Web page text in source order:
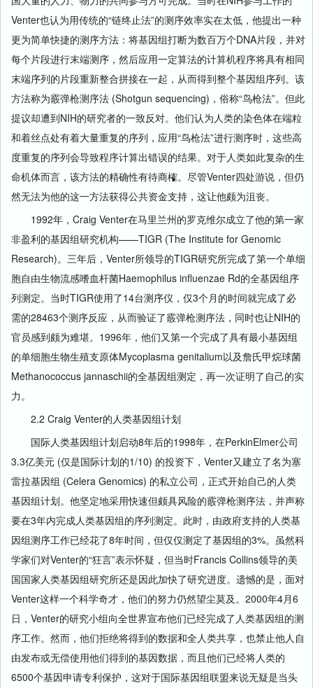
Venter也认为用传统的“链终止法”的测序效率实在太低，他提出一种
更为简单快捷的测序方法：将基因组打断为数百万个DNA片段，并对
每个片段进行末端测序，然后应用一定算法的计算机程序将具有相同
末端序列的片段重新整合拼接在一起，从而得到整个基因组序列。该
方法称为霰弹枪测序法 (Shotgun sequencing)，俗称“鸟枪法”。但此
提议却遭到NIH的研究者的一致反对。他们认为人类的染色体在端粒
和着丝点处有着大量重复的序列，应用“鸟枪法”进行测序时，这些高
度重复的序列会导致程序计算出错误的结果。对于人类如此复杂的生
命机体而言，该方法的精确性有待商榷。尽管Venter四处游说，但仍
然无法为他的这一方法获得公共资金支持，这让他颇为沮丧。
1992年，Craig Venter在马里兰州的罗克维尔成立了他的第一家
非盈利的基因组研究机构——TIGR (The Institute for Genomic
Research)。三年后，Venter所领导的TIGR研究所完成了第一个单细
胞自由生物流感嗜血杆菌Haemophilus influenzae Rd的全基因组序
列测定。当时TIGR使用了14台测序仪，仅3个月的时间就完成了必
需的28463个测序反应，从而验证了霰弹枪测序法，同时也让NIH的
官员感到颇为难堪。1996年，他们又第一个完成了具有最小基因组
的单细胞生物生殖支原体Mycoplasma genitalium以及詹氏甲烷球菌
Methanococcus jannaschii的全基因组测定，再一次证明了自己的实
力。
2.2 Craig Venter的人类基因组计划
国际人类基因组计划启动8年后的1998年，在PerkinElmer公司
3.3亿美元 (仅是国际计划的1/10) 的投资下，Venter又建立了名为塞
雷拉基因组 (Celera Genomics) 的私立公司，正式开始自己的人类
基因组计划。他坚定地采用快速但颇具风险的霰弹枪测序法，并声称
要在3年内完成人类基因组的序列测定。此时，由政府支持的人类基
因组测序工作已经花了8年时间，但仅仅测定了基因组的3%。虽然科
学家们对Venter的“狂言”表示怀疑，但当时Francis Collins领导的美
国国家人类基因组研究所还是因此加快了研究进度。遗憾的是，面对
Venter这样一个科学奇才，他们的努力仍然望尘莫及。2000年4月6
日，Venter的研究小组向全世界宣布他们已经完成了人类基因组的测
序工作。然而，他们拒绝将得到的数据和全人类共享，也禁止他人自
由发布或无偿使用他们得到的基因数据，而且他们已经将人类的
6500个基因申请专利保护，这对于国际基因组联盟来说无疑是当头